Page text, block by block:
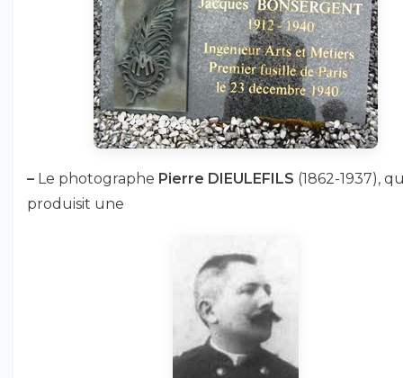
– Le photographe Pierre DIEULEFILS (1862-1937),
produisit une